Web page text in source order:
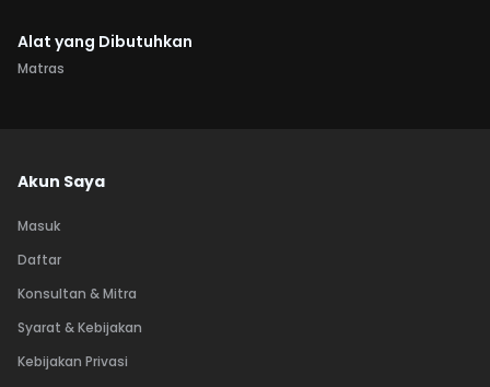
Alat yang Dibutuhkan
Matras
Akun Saya
Masuk
Daftar
Konsultan & Mitra
Syarat & Kebijakan
Kebijakan Privasi